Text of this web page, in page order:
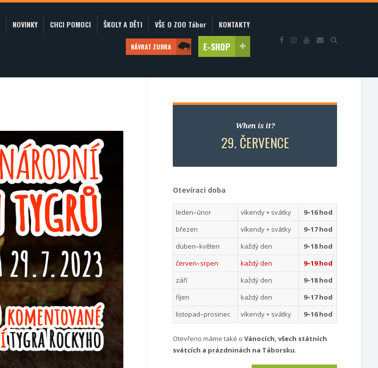
NOVINKY CHCI POMOCI ŠKOLY A DĚTI VŠE O ZOO Tábor KONTAKTY
NÁVRAT ZUBRA E-SHOP
When is it?
29. ČERVENCE
Otevírací doba
leden–únor víkendy + svátky
9–16 hod
březen
víkendy + svátky
9–17 hod
duben–květen
každý den
9–18 hod
červen–srpen
každý den
9–19 hod
září
každý den
9–18 hod
říjen
každý den
9–17 hod
listopad–prosinec
víkendy + svátky 9–16 hod
Otevřeno máme také o Vánocích, všech státních
svátcích a prázdninách na Táborsku.